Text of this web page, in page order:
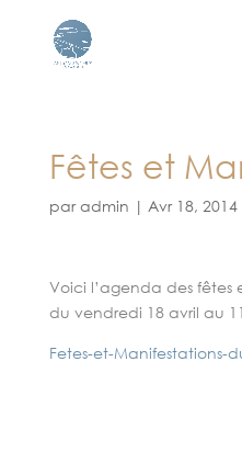
Fêtes et
paradmin | Avr 18, 2014
Voici l’agenda des fêtes
du vendredi 18 avril au
Fetes-et-Manifestations-